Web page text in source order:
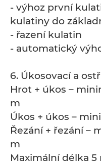
- výhoz první
kulatiny do
- řazení kulatin
- automatický
6. Úkosovací a
Hrot + úkos –
m
Úkos + úkos –
Řezání + řezání –
m
Maximální délka 5